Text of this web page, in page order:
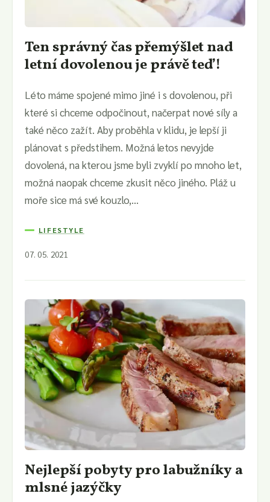
Ten správný čas přemýšlet nad
letní dovolenou je právě teď!
Léto máme spojené mimo jiné i s dovolenou, při
které si chceme odpočinout, načerpat nové síly a
také něco zažít. Aby proběhla v klidu, je lepší ji
plánovat s předstihem. Možná letos nevyjde
dovolená, na kterou jsme byli zvyklí po mnoho let,
možná naopak chceme zkusit něco jiného. Pláž u
moře sice má své kouzlo,...
LIFESTYLE
07. 05. 2021
Nejlepší pobyty pro labužníky a
mlsné jazýčky